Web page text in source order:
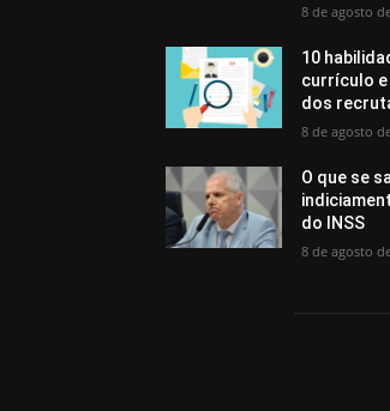
8 de agosto
10
currículo e
dos
8 de agosto
O que se
do INSS
8 de agosto